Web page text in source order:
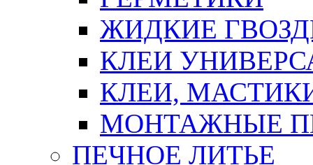
ЖИДКИЕ
КЛЕИ
КЛЕИ,
МОНТАЖНЫЕ
ПЕЧНОЕ ЛИТЬЕ